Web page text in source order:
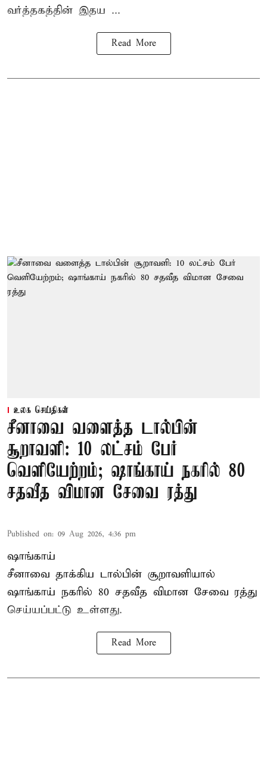
வர்த்தகத்தின் இதய ...
Read More
உலக செய்திகள்
சீனாவை வளைத்த டால்பின்
சூறாவளி: 10 லட்சம் பேர்
வெளியேற்றம்; ஷாங்காய் நகரில் 80
சதவீத விமான சேவை ரத்து
Published on: 09 Aug 2026, 4:36 pm
ஷாங்காய்
சீனாவை தாக்கிய டால்பின் சூறாவளியால்
ஷாங்காய் நகரில் 80 சதவீத விமான சேவை ரத்து
செய்யப்பட்டு உள்ளது.
Read More